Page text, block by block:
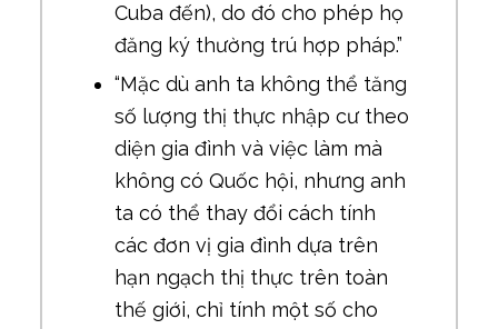
Cuba đến), do đó cho phép họ
đăng ký thường trú hợp pháp.”
“Mặc dù anh ta không thể tăng
số lượng thị thực nhập cư theo
diện gia đình và việc làm mà
không có Quốc hội, nhưng anh
ta có thể thay đổi cách tính
các đơn vị gia đình dựa trên
hạn ngạch thị thực trên toàn
thế giới, chỉ tính một số cho